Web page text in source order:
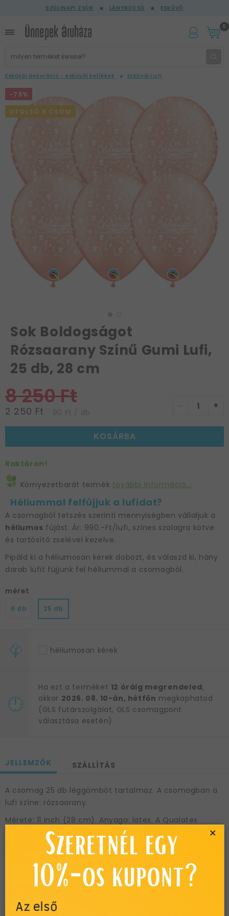
SZÜLINAPI ZSÚR LÁNYBÚCSÚ ESKÜVŐ
0
Esküvői dekoráció - esküvői kellékek Esküvői Lufi
-73%
UTOLSÓ 9 CSOM
Sok Boldogságot
Rózsaarany Színű Gumi Lufi,
25 db, 28 cm
8 250 Ft
2 250 Ft 90 Ft / db
+
KOSÁRBA
Raktáron!
Környezetbarát termék további információ...
Héliummal felfújjuk a lufidat?
A csomagból tetszés szerinti mennyiségben vállaljuk a
héliumos fújást. Ár: 990.-Ft/lufi, színes szalagra kötve
és tartósító zselével kezelve.
Pipáld ki a héliumosan kérek dobozt, és válaszd ki, hány
darab lufit fújjunk fel héliummal a csomagból.
méret
6 db 25 db
héliumosan kérek
Ha ezt a terméket 12 óráig megrendeled,
akkor 2026. 08. 10-án, hétfőn megkaphatod
(GLS futárszolgálat, GLS csomagpont
választása esetén)
JELLEMZŐK SZÁLLÍTÁS
A csomag 25 db léggömböt tartalmaz. A csomagban a
lufi színe: rózsaarany.
Mérete: 11 inch (28 cm). Anyaga: latex. A Qualatex
léggömbök 100%-osan környezetbarátak, ugyanannyi
idő alatt bomlanak le, mint egy tölgyfalevél.
A léggömbök a printelésük miatt héliumos felfújást
igényelnek vagy levegővel történő felfújás esetén tartó
pálcára rögzíthetőek.
A léggömb felfújásához kérjük, hogy használjon lufi fújó
Az első
×